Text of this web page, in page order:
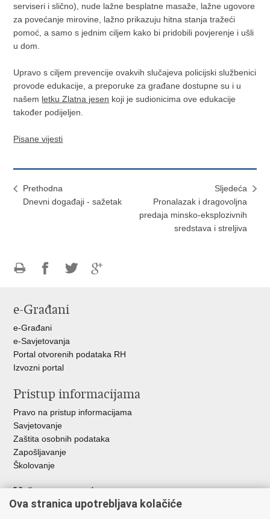
serviseri i slično), nude lažne besplatne masaže, lažne ugovore
za povećanje mirovine, lažno prikazuju hitna stanja tražeći
pomoć, a samo s jednim ciljem kako bi pridobili povjerenje i ušli
u dom.
Upravo s ciljem prevencije ovakvih slučajeva policijski službenici
provode edukacije, a preporuke za građane dostupne su i u
našem letku Zlatna jesen koji je sudionicima ove edukacije
također podijeljen.
Pisane vijesti
Prethodna
Dnevni događaji - sažetak
Sljedeća
Pronalazak i dragovoljna
predaja minsko-eksplozivnih
sredstava i streljiva
FacebookuTwitteru
e-Građani
e-Građani
e-Savjetovanja
Portal otvorenih podataka RH
Izvozni portal
Pristup informacijama
Pravo na pristup informacijama
Savjetovanje
Zaštita osobnih podataka
Zapošljavanje
Školovanje
Važne poveznice
Ministarstvo unutarnjih poslova
Ova stranica upotrebljava kolačiće